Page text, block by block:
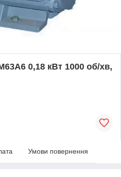
0,18 кВт 1000 об/хв,
Умови повернення